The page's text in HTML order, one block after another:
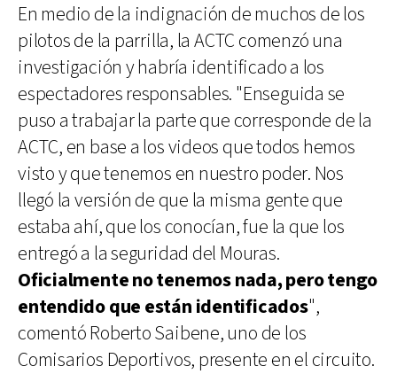
En medio de la indignación de muchos de los
pilotos de la parrilla, la ACTC comenzó una
investigación y habría identificado a los
espectadores responsables. "Enseguida se
puso a trabajar la parte que corresponde de la
ACTC, en base a los videos que todos hemos
visto y que tenemos en nuestro poder. Nos
llegó la versión de que la misma gente que
estaba ahí, que los conocían, fue la que los
entregó a la seguridad del Mouras.
Oficialmente no tenemos nada, pero tengo
entendido que están identificados",
comentó Roberto Saibene, uno de los
Comisarios Deportivos, presente en el circuito.